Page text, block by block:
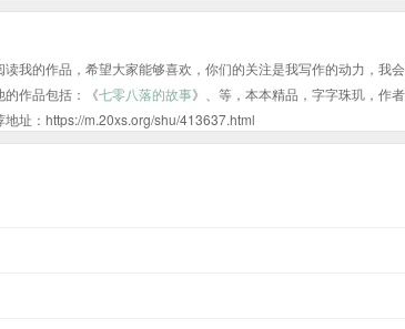
我的作品，希望大家能够喜欢，你们的关注是我写作的动力，我
作品包括：《七零八落的故事》、等，本本精品，字字珠玑，作
址：https://m.20xs.org/shu/413637.html